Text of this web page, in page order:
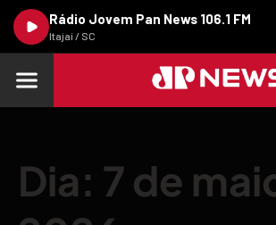
Rádio Jovem Pan News 106.1 FM
Itajaí / SC
Dia: 7 de